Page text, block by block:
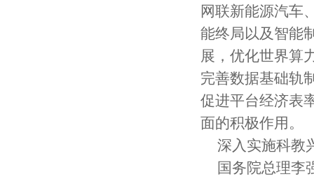
网联新能源汽车
能终局以及智能
展，优化世界算
完善数据基础轨
促进平台经济表
面的积极作用。
深入实施科教
国务院总理李